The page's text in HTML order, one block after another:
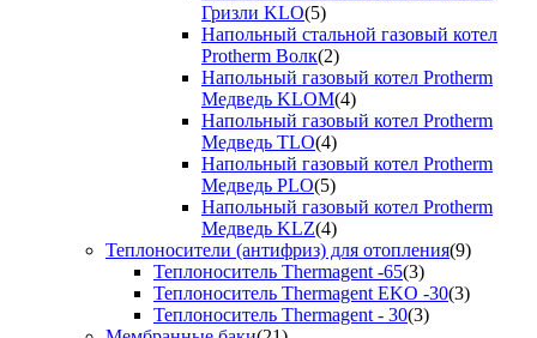
Гризли KLO(5)
Напольный стальной газовый котел
Protherm Волк(2)
Напольный газовый котел Protherm
Медведь KLOM(4)
Напольный газовый котел Protherm
Медведь TLO(4)
Напольный газовый котел Protherm
Медведь PLO(5)
Напольный газовый котел Protherm
Медведь KLZ(4)
Теплоносители (антифриз) для отопления(9)
Теплоноситель Thermagent -65(3)
Теплоноситель Thermagent EKO -30(3)
Теплоноситель Thermagent - 30(3)